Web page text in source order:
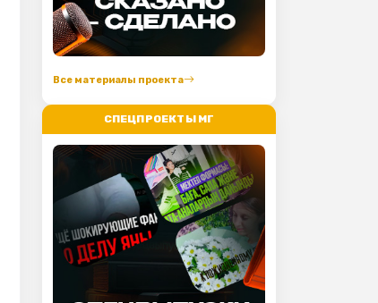
Все материалы проекта
СПЕЦПРОЕКТЫ МГ